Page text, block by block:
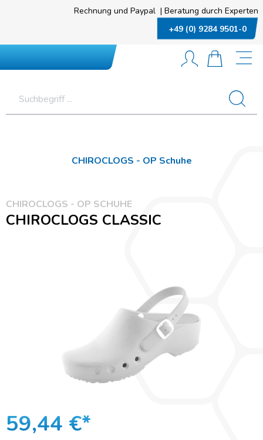
Rechnung und Paypal | Beratung durch Experten
+49 (0) 9284 9501-0
CHIROCLOGS - OP Schuhe
CHIROCLOGS - OP SCHUHE
CHIROCLOGS CLASSIC
59,44 €*